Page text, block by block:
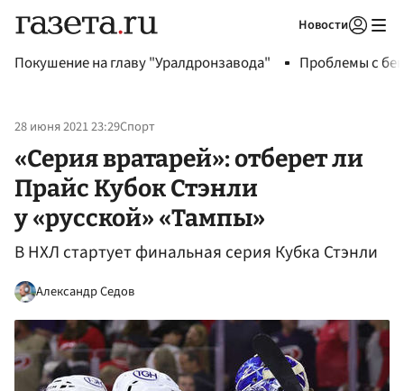
Новости
Покушение на главу "Уралдронзавода" Проблемы с
28 июня 2021 23:29Спорт
«Серия вратарей»: отберет ли
Прайс Кубок Стэнли
у «русской» «Тампы»
В НХЛ стартует финальная серия Кубка Стэнли
Александр Седов